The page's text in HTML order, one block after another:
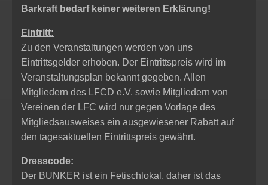
Barkraft bedarf keiner weiteren Erklärung!
Eintritt:
Zu den Veranstaltungen werden von uns
Eintrittsgelder erhoben. Der Eintrittspreis wird im
Veranstaltungsplan bekannt gegeben. Allen
Mitgliedern des LFCD e.V. sowie Mitgliedern von
Vereinen der LFC wird nur gegen Vorlage des
Mitgliedsausweises ein ausgewiesener Rabatt auf
den tagesaktuellen Eintrittspreis gewährt.
Dresscode:
Der BUNKER ist ein Fetischlokal, daher ist das